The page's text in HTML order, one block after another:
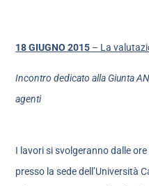
18 GIUGNO 2015 – La
Incontro dedicato alla Giunta A
agenti
I lavori si svolgeranno dalle ore
presso la sede dell’Università